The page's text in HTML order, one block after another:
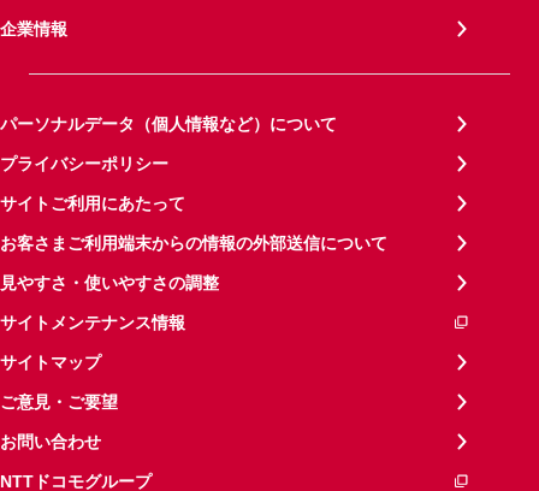
企業情報
パーソナルデータ（個人情報など）について
プライバシーポリシー
サイトご利用にあたって
お客さまご利用端末からの情報の外部送信について
見やすさ・使いやすさの調整
サイトメンテナンス情報
サイトマップ
ご意見・ご要望
お問い合わせ
NTTドコモグループ